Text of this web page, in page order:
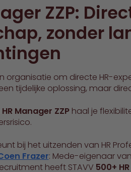
ZZP:
zonder
organisatie om directe HR-
tijdelijke oplossing, maar
HR Manager ZZPhaal je
bij het uitzenden van HR
Frazer: Mede-eigenaar van
heeft STAVV 500+